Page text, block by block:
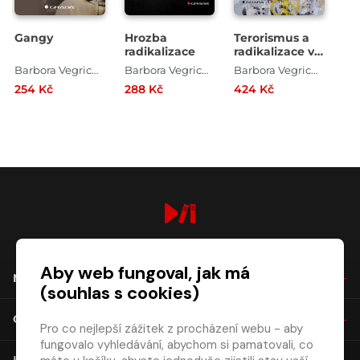
Gangy
Barbora Vegrichtová
254 Kč
Hrozba
radikalizace
Barbora Vegrichtová
288 Kč
Terorismus a
radikalizace v
České
Barbora Vegrichtová
424 Kč
NÁKUP
O SPOLEČNOSTI
Aby web fungoval, jak má
(souhlas s cookies)
Pro co nejlepší zážitek z procházení webu - aby
fungovalo vyhledávání, abychom si pamatovali, co